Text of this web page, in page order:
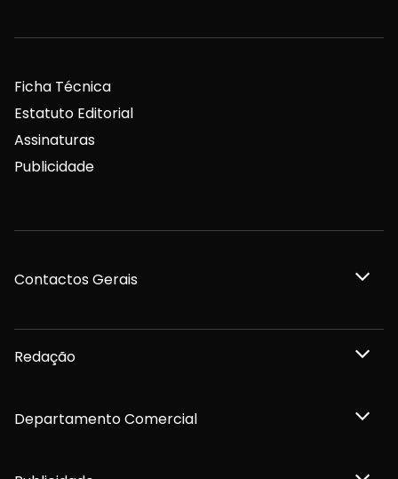
Ficha Técnica
Estatuto Editorial
Assinaturas
Publicidade
Contactos Gerais
Redação
Departamento Comercial